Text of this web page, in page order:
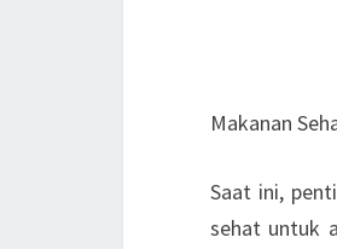
Makanan
Saat ini,
sehat untuk